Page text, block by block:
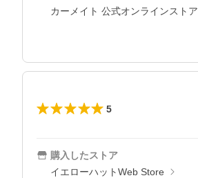
カーメイト 公式オンラインストア
5
購入したストア
イエローハットWeb Store